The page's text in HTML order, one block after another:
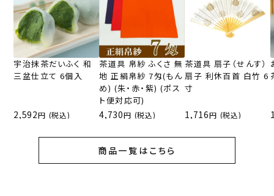
宇治抹茶だいふく 和
三盆仕立て 6個入
2,592 (税込)
茶道具 帛紗 ふくさ 無
地 正絹帛紗 7匁(もん
め) (朱・赤・紫) (ポス
ト便対応可)
4,730 (税込)
茶道具 扇子（せんす）
扇子 利休百首 白竹 6
寸
1,716 (税込)
商品一覧はこちら